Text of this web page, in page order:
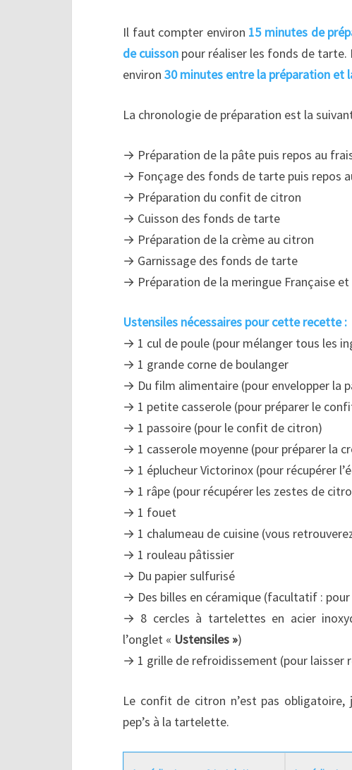
Il faut compter environ 15 minutes de
de cuisson pour réaliser les fonds de
environ 30 minutes entre la préparation et
La chronologie de préparation est la
→ Préparation de la pâte puis repos au
→ Fonçage des fonds de tarte puis repos
→ Préparation du confit de citron
→ Cuisson des fonds de tarte
→ Préparation de la crème au citron
→ Garnissage des fonds de tarte
→ Préparation de la meringue Française
Ustensiles nécessaires pour cette recette :
→ 1 cul de poule (pour mélanger tous les
→ 1 grande corne de boulanger
→ Du film alimentaire (pour envelopper la
→ 1 petite casserole (pour préparer le
→ 1 passoire (pour le confit de citron)
→ 1 casserole moyenne (pour préparer la
→ 1 éplucheur Victorinox (pour récupérer
→ 1 râpe (pour récupérer les zestes de
→ 1 fouet
→ 1 chalumeau de cuisine (vous
→ 1 rouleau pâtissier
→ Du papier sulfurisé
→ Des billes en céramique (facultatif :
→ 8 cercles à tartelettes en acier
l’onglet « Ustensiles »)
→ 1 grille de refroidissement (pour laisser
Le confit de citron n’est pas obligatoire,
pep’s à la tartelette.